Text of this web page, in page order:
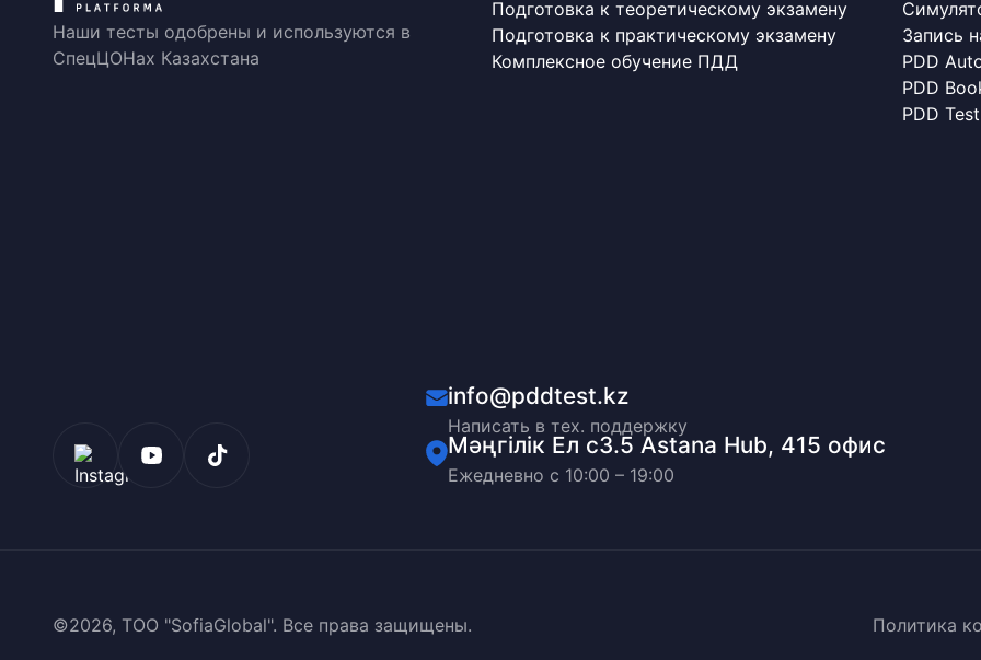
Наши тесты одобрены и используются в
СпецЦОНах Казахстана
Подготовка к теоретическому экзамену
Подготовка к практическому экзамену
Комплексное обучение ПДД
Запись
PDD
PDD
PDD Test
info@pddtest.kz
Написать в тех. поддержку
Мәңгілік Ел с3.5 Astana Hub, 415 офис
Ежедневно с 10:00 – 19:00
©2026, ТОО "SofiaGlobal". Все права защищены. Политика